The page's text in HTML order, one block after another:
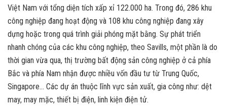
Việt Nam với tổng diện tích xấp xỉ 122.000 ha. Trong đó, 286 khu
công nghiệp đang hoạt động và 108 khu công nghiệp đang xây
dựng hoặc trong quá trình giải phóng mặt bằng. Sự phát triển
nhanh chóng của các khu công nghiệp, theo Savills, một phần là do
thời gian vừa qua, thị trường bất động sản công nghiệp ở cả phía
Bắc và phía Nam nhận được nhiều vốn đầu tư từ Trung Quốc,
Singapore… Các dự án thuộc lĩnh vực sản xuất, gia công như: dệt
may, may mặc, thiết bị điện, linh kiện điện tử.